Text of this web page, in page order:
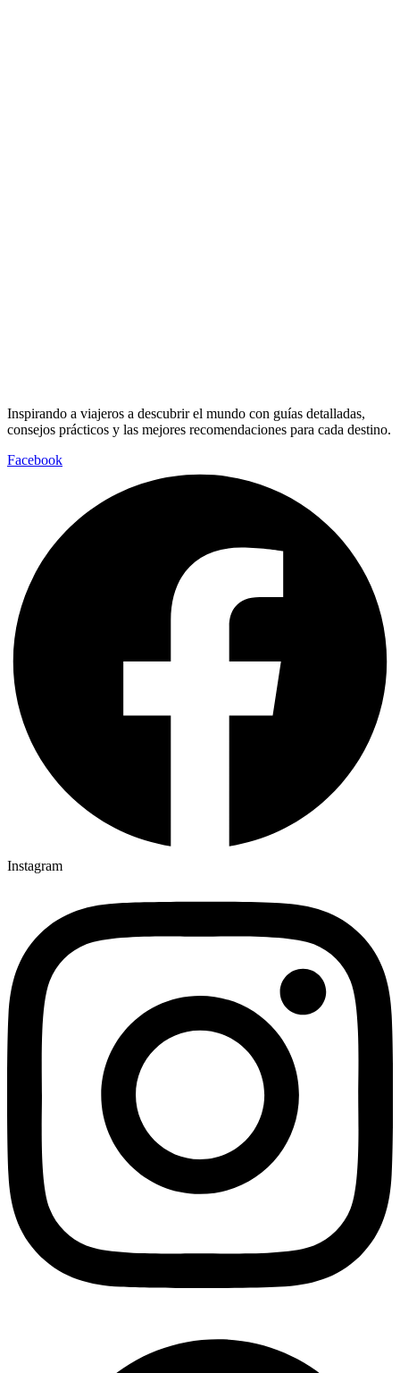
Inspirando a viajeros a descubrir el mundo con guías detalladas,
consejos prácticos y las mejores recomendaciones para cada destino.
Facebook
Instagram